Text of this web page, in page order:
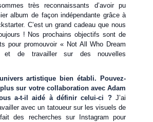
très reconnaissants d’avoir pu
album de façon indépendante grâce à
C’est un grand cadeau que nous
! Nos prochains objectifs sont de
pour promouvoir « Not All Who Dream
de travailler sur des nouvelles
artistique bien établi. Pouvez-
sur votre collaboration avec Adam
a-t-il aidé à définir celui-ci ? J’ai
avec un tatoueur sur les visuels de
des recherches sur Instagram pour